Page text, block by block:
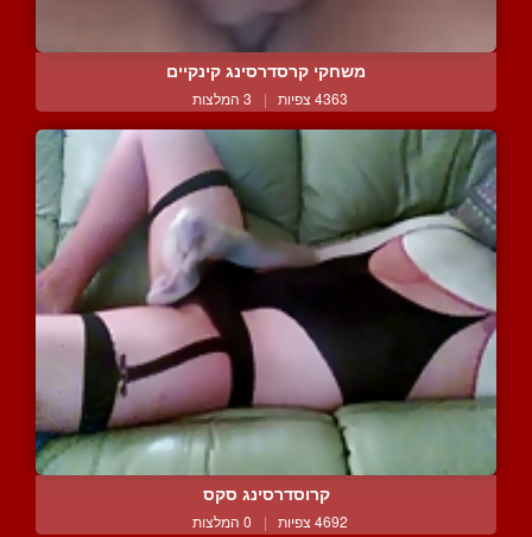
משחקי קרסדרסינג קינקיים
4363 צפיות | 3 המלצות
קרוסדרסינג סקס
4692 צפיות | 0 המלצות